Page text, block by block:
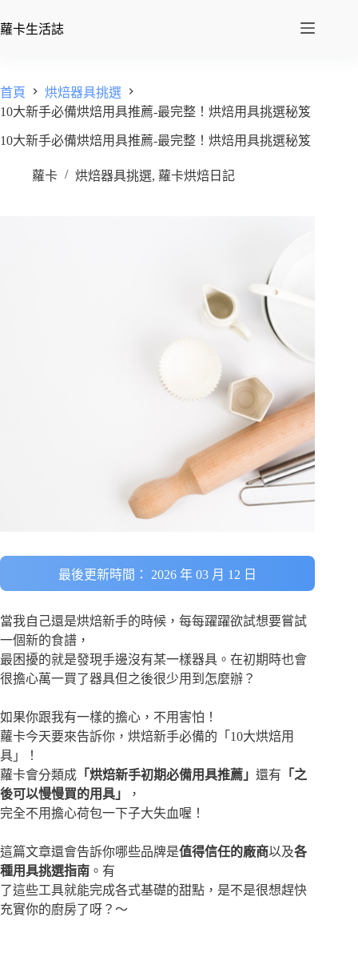
蘿卡生活誌
首頁
烘焙器具挑選
10大新手必備烘焙用具推薦-最完整！烘焙用具挑選秘笈
10大新手必備烘焙用具推薦-最完整！烘焙用具挑選秘笈
蘿卡 烘焙器具挑選, 蘿卡烘焙日記
最後更新時間： 2026 年 03 月 12 日
當我自己還是烘焙新手的時候，每每躍躍欲試想要嘗試
一個新的食譜，
最困擾的就是發現手邊沒有某一樣器具。在初期時也會
很擔心萬一買了器具但之後很少用到怎麼辦？
如果你跟我有一樣的擔心，不用害怕！
蘿卡今天要來告訴你，烘焙新手必備的「10大烘焙用
具」！
蘿卡會分類成 「烘焙新手初期必備用具推薦」 還有 「之
後可以慢慢買的用具」
，
完全不用擔心荷包一下子大失血喔！
這篇文章還會告訴你哪些品牌是值得信任的廠商以及各
種用具挑選指南 。有
了這些工具就能完成各式基礎的甜點，是不是很想趕快
充實你的廚房了呀？～